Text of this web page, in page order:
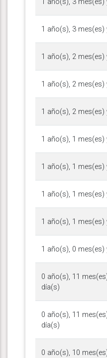
1 año(s), 3 mes(es)
1 año(s), 2 mes(es)
1 año(s), 2 mes(es)
1 año(s), 2 mes(es)
1 año(s), 1 mes(es)
1 año(s), 1 mes(es)
1 año(s), 1 mes(es)
1 año(s), 1 mes(es)
1 año(s), 0 mes(es)
0 año(s), 11
día(s)
0 año(s), 11
día(s)
0 año(s), 10